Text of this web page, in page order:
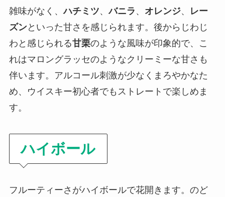
雑味がなく、ハチミツ、バニラ 、 オレンジ、
レー
ズンといった甘さを感じられます。後からじわじ
わと感じられる甘栗のような風味が印象的で、こ
れはマロングラッセのようなクリーミーな甘さも
伴います。アルコール刺激が少なくまろやかなた
め、ウイスキー初心者でもストレートで楽しめま
す。
ハイボール
フルーティーさがハイボールで花開きます。のど